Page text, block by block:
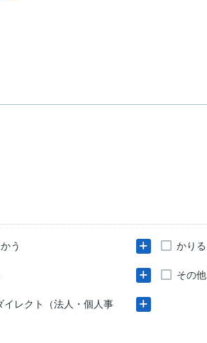
う かりる
その他
イレクト（法人・個人事